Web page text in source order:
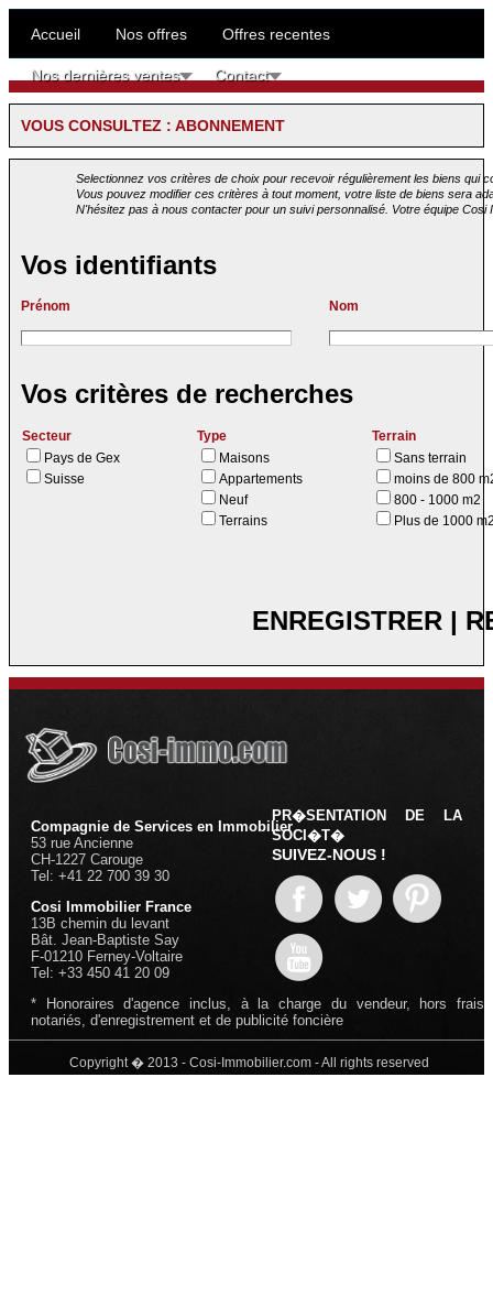
Accueil Nos offres Offres recentes
Nos dernières ventes Contact
VOUS CONSULTEZ : ABONNEMENT
Selectionnez vos critères de choix pour recevoir régulièrement les biens qui
Vous pouvez modifier ces critères à tout moment, votre liste de biens sera
N'hésitez pas à nous contacter pour un suivi personnalisé. Votre équipe Cosi
Vos identifiants
Prénom Nom
Vos critères de recherches
Secteur Type
Terrain
Pays de Gex
Suisse
Maisons
Appartements
Neuf
Terrains
Sans terrain
moins de 800
800 - 1000 m2
Plus de 1000
ENREGISTRER |
Compagnie de Services en Immobilier
53 rue Ancienne
CH-1227 Carouge
Tel: +41 22 700 39 30
Cosi Immobilier France
13B chemin du levant
Bât. Jean-Baptiste Say
F-01210 Ferney-Voltaire
Tel: +33 450 41 20 09
* Honoraires d'agence inclus, à la charge du vendeur, hors frais
notariés, d'enregistrement et de publicité foncière
PR�SENTATION DE LA
SOCI�T�
SUIVEZ-NOUS !
Copyright � 2013 - Cosi-Immobilier.com - All rights reserved